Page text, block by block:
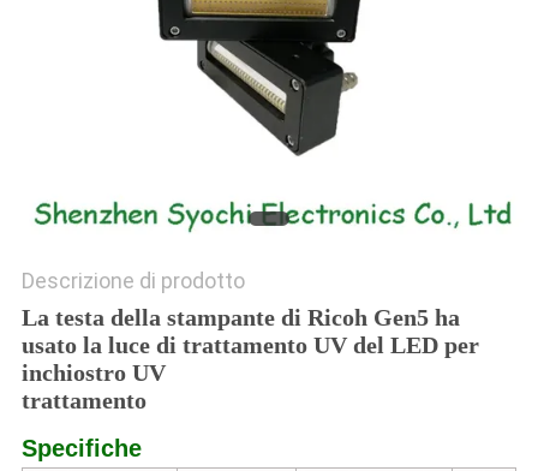
Descrizione di prodotto
La testa della stampante di Ricoh Gen5 ha
usato la luce di trattamento UV del LED per
inchiostro UV
trattamento
Specifiche